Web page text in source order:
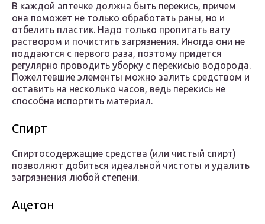
В каждой аптечке должна быть перекись, причем
она поможет не только обработать раны, но и
отбелить пластик. Надо только пропитать вату
раствором и почистить загрязнения. Иногда они не
поддаются с первого раза, поэтому придется
регулярно проводить уборку с перекисью водорода.
Пожелтевшие элементы можно залить средством и
оставить на несколько часов, ведь перекись не
способна испортить материал.
Спирт
Спиртосодержащие средства (или чистый спирт)
позволяют добиться идеальной чистоты и удалить
загрязнения любой степени.
Ацетон